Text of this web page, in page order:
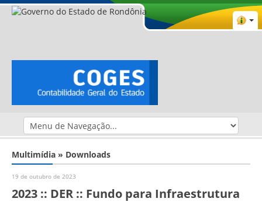
Multimídia » Downloads
19 de outubro de 2023
2023 :: DER :: Fundo para Infraestrutura